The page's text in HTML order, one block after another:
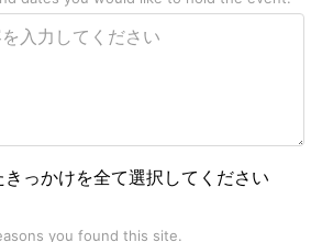
っかけを全て選択してください
you found this site.